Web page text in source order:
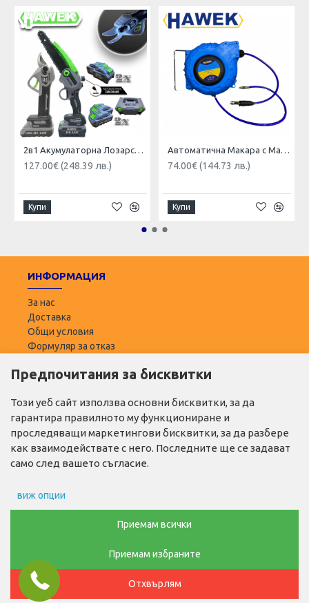
2в1 Акумулаторна Лозарска Ножица и Трион за Клони (Безжична Резачка ) с Автоматично Смазване на Веригата HAWEK 4x Батерии
127.00€ (248.39 лв.)
Купи
Автоматична Макара с Маркуч за Въздух HAWEK 15м 8х12мм – HW 1022
74.00€ (144.73 лв.)
Купи
ИНФОРМАЦИЯ
За нас
Доставка
Общи условия
Формуляр за отказ
ПОТРЕБИТЕЛ
Моят профил
ПОЛЕЗНО
Производители
Контакти
0876768686
Предпочитания за бисквитки
Този уеб сайт използва основни бисквитки, за да
гарантира правилното му функциониране и
проследяващи маркетингови бисквитки, за да разбере
как взаимодействате с него. Последните ще се задават
само след вашето съгласие.
виж опции
Препочитания за реклами
Данни за потребление
Маркетинг
Приемам всички
Приемам избраните
Отхвърлям